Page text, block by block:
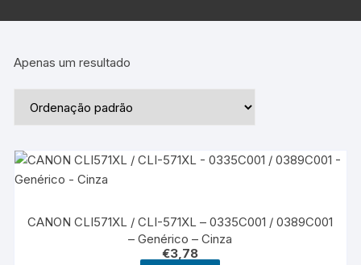
Apenas um resultado
CANON CLI571XL / CLI-571XL – 0335C001 / 0389C001
– Genérico – Cinza
€3,78